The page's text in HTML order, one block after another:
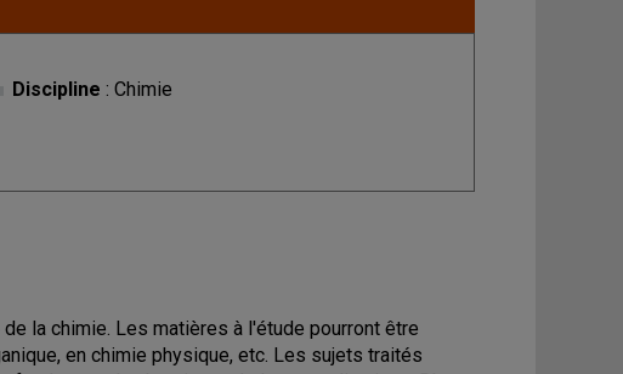
Discipline : Chimie
la chimie. Les matières à l'étude pourront être
en chimie physique, etc. Les sujets traités